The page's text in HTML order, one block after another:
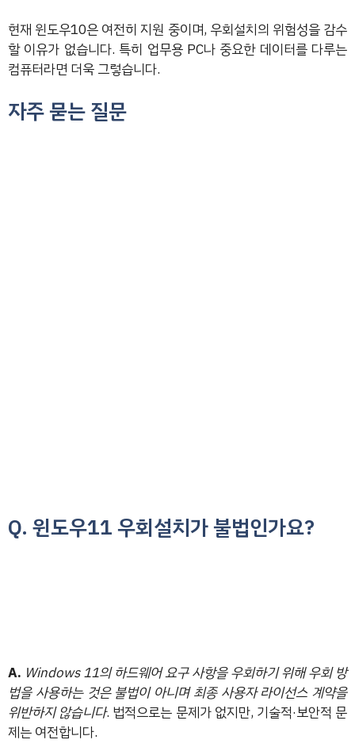
현재 윈도우10은 여전히 지원 중이며, 우회설치의 위험성을 감수
할 이유가 없습니다. 특히 업무용 PC나 중요한 데이터를 다루는
컴퓨터라면 더욱 그렇습니다.
자주 묻는 질문
Q. 윈도우11 우회설치가 불법인가요?
A. Windows 11의 하드웨어 요구 사항을 우회하기 위해 우회 방
법을 사용하는 것은 불법이 아니며 최종 사용자 라이선스 계약을
위반하지 않습니다. 법적으로는 문제가 없지만, 기술적·보안적 문
제는 여전합니다.